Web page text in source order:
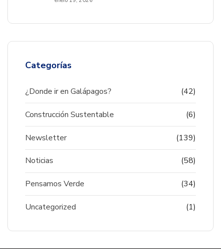
Categorías
¿Donde ir en Galápagos? (42)
Construcción Sustentable (6)
Newsletter (139)
Noticias (58)
Pensamos Verde (34)
Uncategorized (1)